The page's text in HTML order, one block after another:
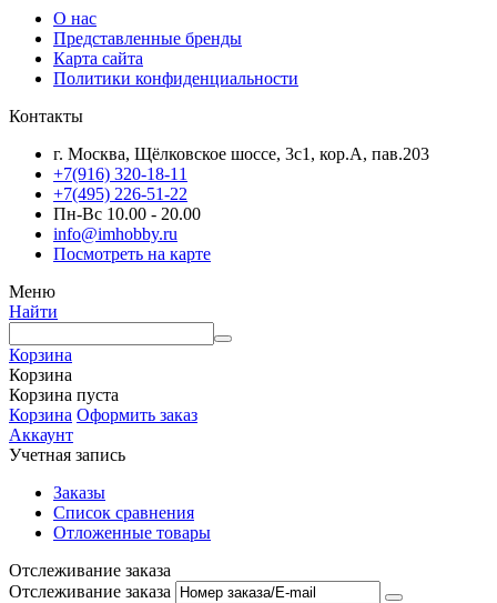
О нас
Представленные бренды
Карта сайта
Политики конфиденциальности
Контакты
г. Москва, Щёлковское шоссе, 3с1, кор.А, пав.203
+7(916) 320-18-11
+7(495) 226-51-22
Пн-Вс 10.00 - 20.00
info@imhobby.ru
Посмотреть на карте
Меню
Найти
Корзина
Корзина
Корзина пуста
Корзина Оформить заказ
Аккаунт
Учетная запись
Заказы
Список сравнения
Отложенные товары
Отслеживание заказа
Отслеживание заказа